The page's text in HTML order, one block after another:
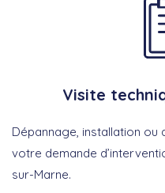
Visite
Dépannage, installation
votre demande
sur-Marne.